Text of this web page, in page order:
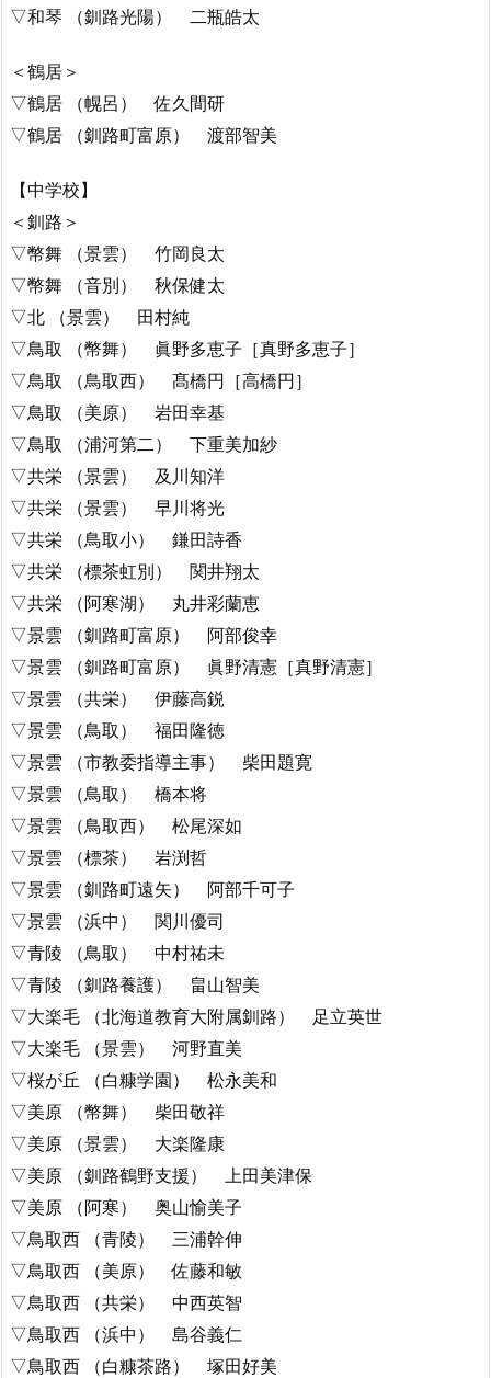
▽和琴 （釧路光陽） 二瓶皓太
＜鶴居＞
▽鶴居 （幌呂） 佐久間研
▽鶴居 （釧路町富原） 渡部智美
【中学校】
＜釧路＞
▽幣舞 （景雲） 竹岡良太
▽幣舞 （音別） 秋保健太
▽北 （景雲） 田村純
▽鳥取 （幣舞） 眞野多恵子［真野多恵子］
▽鳥取 （鳥取西） 髙橋円［高橋円］
▽鳥取 （美原） 岩田幸基
▽鳥取 （浦河第二） 下重美加紗
▽共栄 （景雲） 及川知洋
▽共栄 （景雲） 早川将光
▽共栄 （鳥取小） 鎌田詩香
▽共栄 （標茶虹別） 関井翔太
▽共栄 （阿寒湖） 丸井彩蘭恵
▽景雲 （釧路町富原） 阿部俊幸
▽景雲 （釧路町富原） 眞野清憲［真野清憲］
▽景雲 （共栄） 伊藤高鋭
▽景雲 （鳥取） 福田隆徳
▽景雲 （市教委指導主事） 柴田題寛
▽景雲 （鳥取） 橋本将
▽景雲 （鳥取西） 松尾深如
▽景雲 （標茶） 岩渕哲
▽景雲 （釧路町遠矢） 阿部千可子
▽景雲 （浜中） 関川優司
▽青陵 （鳥取） 中村祐未
▽青陵 （釧路養護） 畠山智美
▽大楽毛 （北海道教育大附属釧路） 足立英世
▽大楽毛 （景雲） 河野直美
▽桜が丘 （白糠学園） 松永美和
▽美原 （幣舞） 柴田敬祥
▽美原 （景雲） 大楽隆康
▽美原 （釧路鶴野支援） 上田美津保
▽美原 （阿寒） 奥山愉美子
▽鳥取西 （青陵） 三浦幹伸
▽鳥取西 （美原） 佐藤和敏
▽鳥取西 （共栄） 中西英智
▽鳥取西 （浜中） 島谷義仁
▽鳥取西 （白糠茶路） 塚田好美